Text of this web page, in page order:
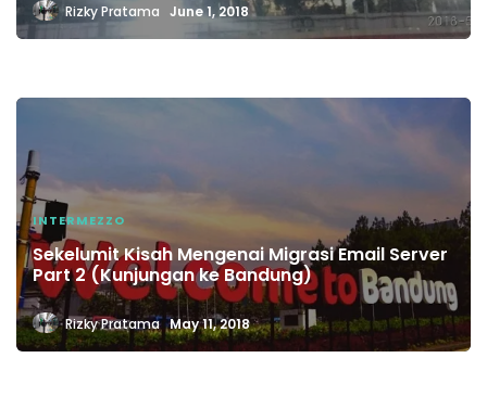
Rizky Pratama June 1, 2018
INTERMEZZO
Sekelumit Kisah Mengenai Migrasi Email Server
Part 2 (Kunjungan ke Bandung)
Rizky Pratama May 11, 2018